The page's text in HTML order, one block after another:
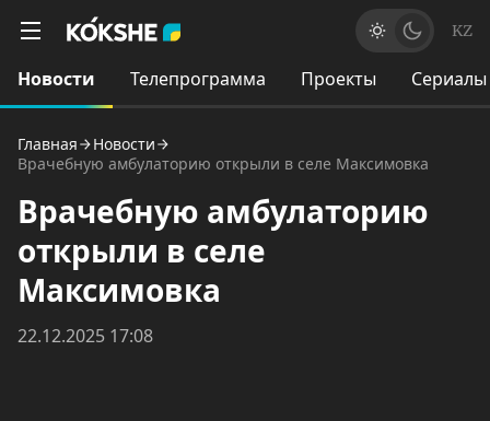
KZ
Новости Телепрограмма Проекты Сериалы
Главная
Новости
Врачебную амбулаторию открыли в селе Максимовка
Врачебную амбулаторию
открыли в селе
Максимовка
22.12.2025 17:08